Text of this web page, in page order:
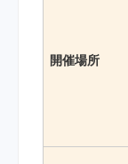
開催場所